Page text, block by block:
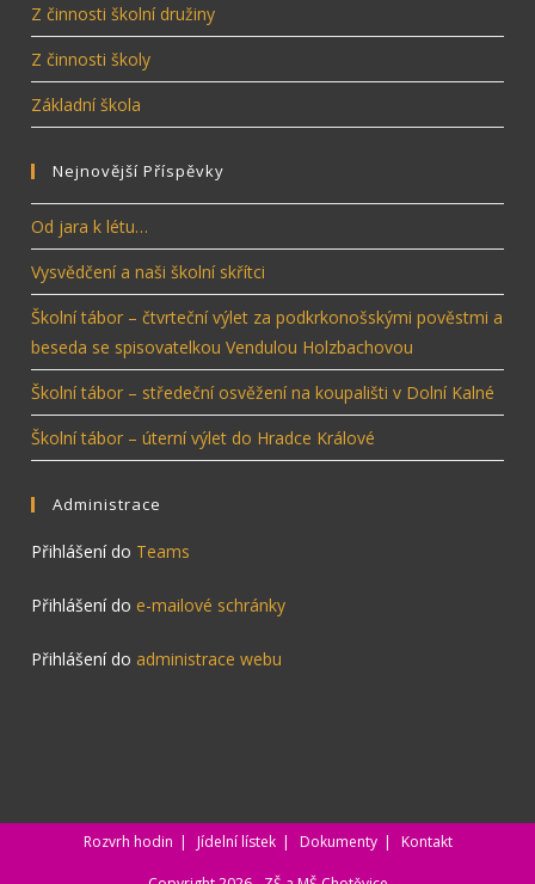
Z činnosti školní družiny
Z činnosti školy
Základní škola
Nejnovější Příspěvky
Od jara k létu…
Vysvědčení a naši školní skřítci
Školní tábor – čtvrteční výlet za podkrkonošskými pověstmi a
beseda se spisovatelkou Vendulou Holzbachovou
Školní tábor – středeční osvěžení na koupališti v Dolní Kalné
Školní tábor – úterní výlet do Hradce Králové
Administrace
Přihlášení do Teams
Přihlášení do e-mailové schránky
Přihlášení do administrace webu
Rozvrh hodin Jídelní lístek Dokumenty Kontakt